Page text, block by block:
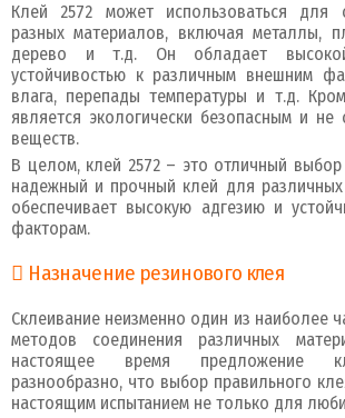
Клей 2572 может использоваться для
разных материалов, включая металлы,
дерево и т.д. Он обладает
устойчивостью к различным внешним
влага, перепады температуры и т.д.
является экологически безопасным и не
веществ.
В целом, клей 2572 – это отличный
надежный и прочный клей для различных
обеспечивает высокую адгезию и
факторам.
Назначение резинового клея
Склеивание неизменно один из наиболее
методов соединения различных
настоящее время предложение
разнообразно, что выбор правильного
настоящим испытанием не только для